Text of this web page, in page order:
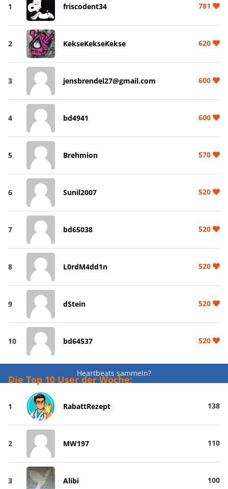
1 friscodent34 781
2 KekseKekseKekse 620
3 jensbrendel27@gmail.com 600
4 bd4941 600
5 Brehmion 570
6 Sunil2007 520
7 bd65038 520
8 L0rdM4dd1n 520
9 dStein 520
10 bd64537 520
Heartbeats sammeln?
Die Top 10 User der Woche:
1 RabattRezept 138
2 MW197 110
3 Alibi 100